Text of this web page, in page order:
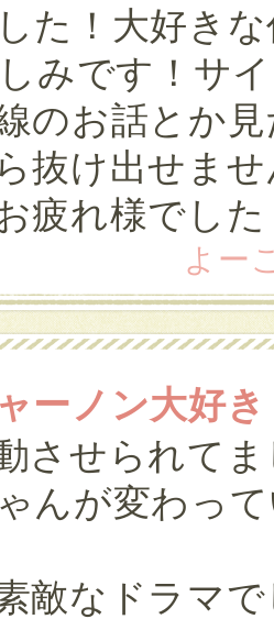
た！大好き
みです！サ
のお話とか
抜け出せま
疲れ様でした
よー
ーノン大好き
させられて
んが変わっ
敵なドラマ